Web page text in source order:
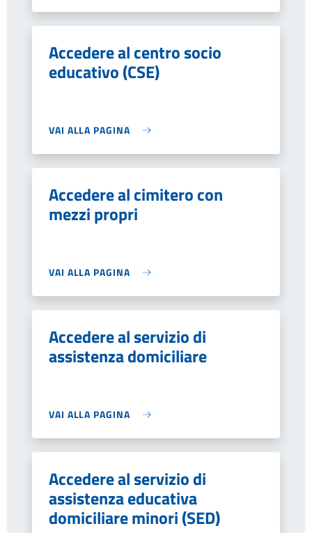
Accedere al centro socio
educativo (CSE)
VAI ALLA PAGINA
Accedere al cimitero con
mezzi propri
VAI ALLA PAGINA
Accedere al servizio di
assistenza domiciliare
VAI ALLA PAGINA
Accedere al servizio di
assistenza educativa
domiciliare minori (SED)